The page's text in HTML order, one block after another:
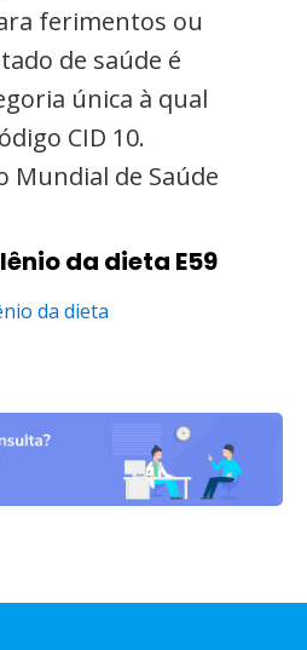
ferimentos ou
de saúde é
única à qual
CID 10.
Mundial de Saúde
da dieta E59
da dieta